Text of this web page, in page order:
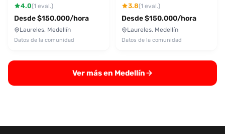
4.0(1 eval.)
Desde $150.000/hora
Laureles, Medellín
Datos de la comunidad
3.8(1 eval.)
Desde $150.000/hora
Laureles, Medellín
Datos de la comunidad
Ver más en Medellín